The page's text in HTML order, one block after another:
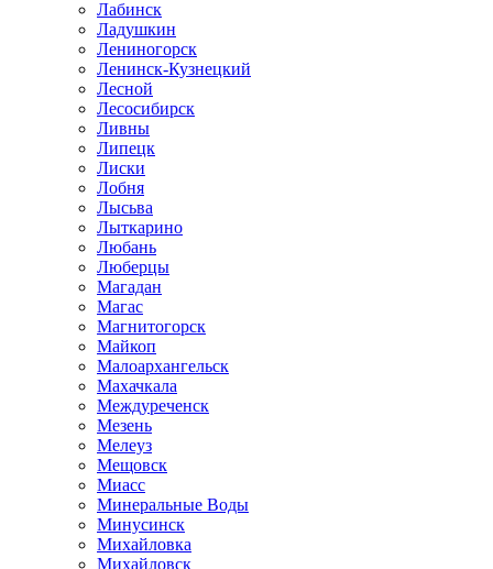
Лабинск
Ладушкин
Лениногорск
Ленинск-Кузнецкий
Лесной
Лесосибирск
Ливны
Липецк
Лиски
Лобня
Лысьва
Лыткарино
Любань
Люберцы
Магадан
Магас
Магнитогорск
Майкоп
Малоархангельск
Махачкала
Междуреченск
Мезень
Мелеуз
Мещовск
Миасс
Минеральные Воды
Минусинск
Михайловка
Михайловск